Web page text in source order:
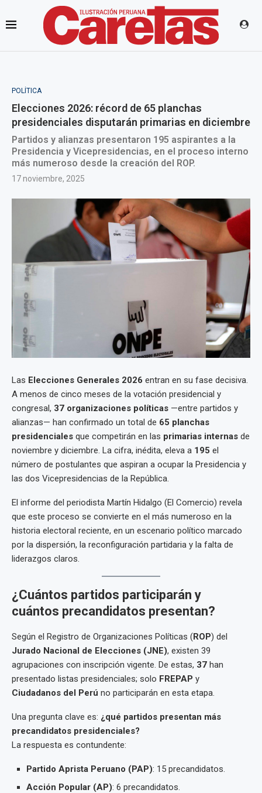
POLÍTICA
Elecciones 2026: récord de 65 planchas
presidenciales disputarán primarias en diciembre
Partidos y alianzas presentaron 195 aspirantes a la
Presidencia y Vicepresidencias, en el proceso interno
más numeroso desde la creación del ROP.
17 noviembre, 2025
Las Elecciones Generales 2026 entran en su fase decisiva.
A menos de cinco meses de la votación presidencial y
congresal, 37 organizaciones políticas —entre partidos y
alianzas— han confirmado un total de 65 planchas
presidenciales que competirán en las primarias internas de
noviembre y diciembre. La cifra, inédita, eleva a 195 el
número de postulantes que aspiran a ocupar la Presidencia y
las dos Vicepresidencias de la República.
El informe del periodista Martín Hidalgo (El Comercio) revela
que este proceso se convierte en el más numeroso en la
historia electoral reciente, en un escenario político marcado
por la dispersión, la reconfiguración partidaria y la falta de
liderazgos claros.
¿Cuántos partidos participarán y
cuántos precandidatos presentan?
Según el Registro de Organizaciones Políticas (ROP) del
Jurado Nacional de Elecciones (JNE), existen 39
agrupaciones con inscripción vigente. De estas, 37 han
presentado listas presidenciales; solo FREPAP y
Ciudadanos del Perú no participarán en esta etapa.
Una pregunta clave es: ¿qué partidos presentan más
precandidatos presidenciales?
La respuesta es contundente:
Partido Aprista Peruano (PAP): 15 precandidatos.
Acción Popular (AP): 6 precandidatos.